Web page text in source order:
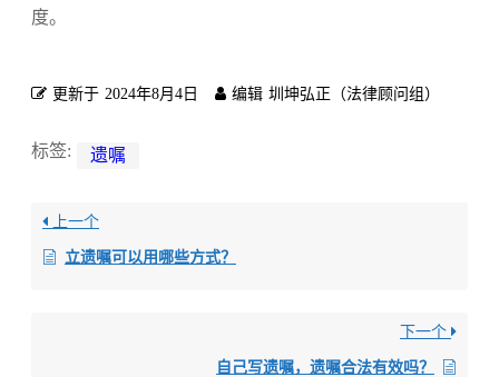
度。
更新于 2024年8月4日 编辑 圳坤弘正（法律顾问组）
标签: 遗嘱
上一个
立遗嘱可以用哪些方式？
下一个
自己写遗嘱，遗嘱合法有效吗？